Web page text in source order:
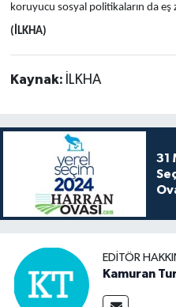
koruyucu sosyal politikaların da
(İLKHA)
Kaynak: İLKHA
31
EDITÖR
Kamuran